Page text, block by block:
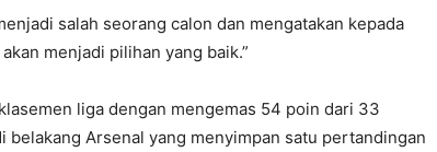
salah seorang calon dan mengatakan kepada
menjadi pilihan yang baik.”
liga dengan mengemas 54 poin dari 33
Arsenal yang menyimpan satu pertandingan